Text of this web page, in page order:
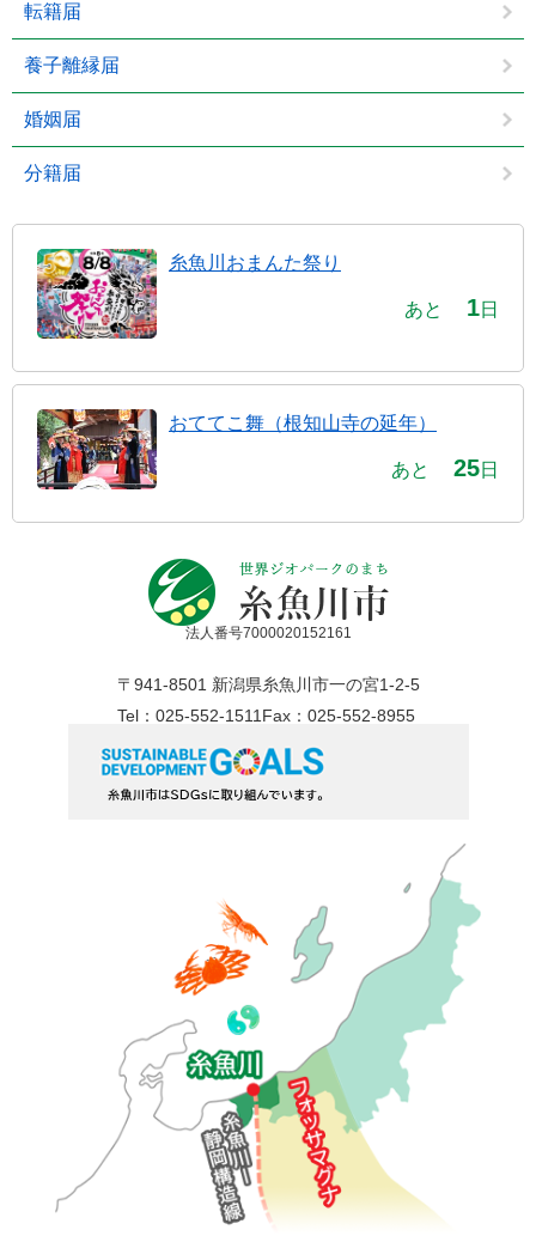
転籍届
養子離縁届
婚姻届
分籍届
糸魚川おまんた祭り
あと 1日
おててこ舞（根知山寺の延年）
あと 25日
法人番号7000020152161
〒941-8501 新潟県糸魚川市一の宮1-2-5
Tel：025-552-1511 Fax：025-552-8955